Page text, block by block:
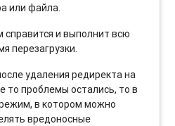
или файла.
справится и выполнит всю
перезагрузки.
удаления редиректа на
то проблемы остались, то в
в котором можно
вредоносные